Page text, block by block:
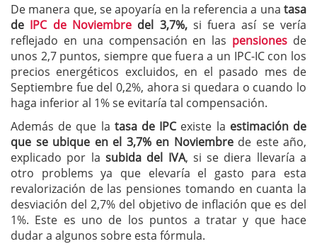
De manera que, se apoyaría en la referencia a una tasa
de IPC de Noviembredel 3,7%,si fuera así se vería
reflejado en una compensación en las pensiones de
unos 2,7 puntos, siempre que fuera a un IPC-IC con los
precios energéticos excluidos, en el pasado mes de
Septiembre fue del 0,2%, ahora si quedara o cuando lo
haga inferior al 1% se evitaría tal compensación.
Además de que la tasa de IPCexiste la estimación de
que se ubique en el 3,7% en Noviembrede este año,
explicado por la subida del IVA, si se diera llevaría a
otro problems ya que elevaría el gasto para esta
revalorización de las pensiones tomando en cuanta la
desviación del 2,7% del objetivo de inflación que es del
1%. Este es uno de los puntos a tratar y que hace
dudar a algunos sobre esta fórmula.